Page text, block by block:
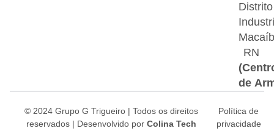
Distrito
RN
de
© 2024 Grupo G Trigueiro | Todos os direitos
reservados | Desenvolvido porColina Tech
Política de
privacidade